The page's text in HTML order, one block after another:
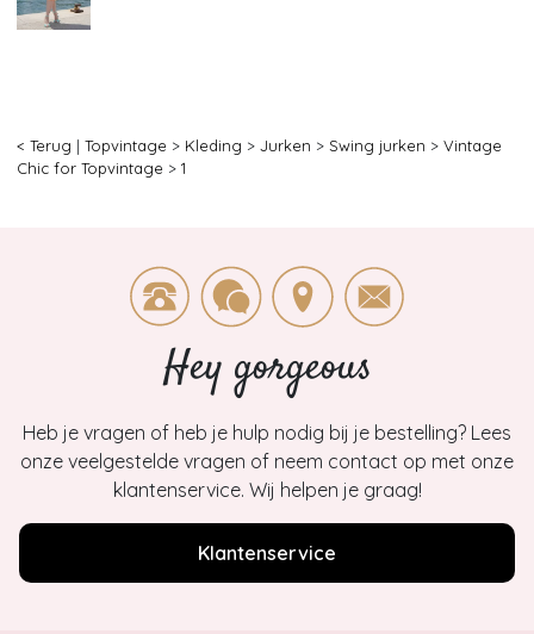
< Terug | Topvintage > Kleding > Jurken > Swing jurken > Vintage
Chic for Topvintage > 1
Hey gorgeous
Heb je vragen of heb je hulp nodig bij je bestelling? Lees
onze veelgestelde vragen of neem contact op met onze
klantenservice. Wij helpen je graag!
Klantenservice